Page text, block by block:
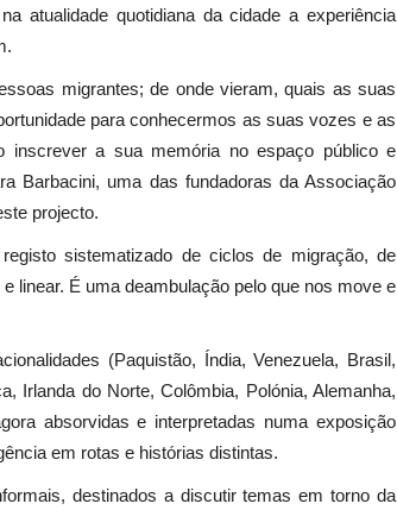
atualidade quotidiana da cidade a experiência
migrantes; de onde vieram, quais as suas
para conhecermos as suas vozes e as
inscrever a sua memória no espaço público e
Barbacini, uma das fundadoras da Associação
projecto.
sistematizado de ciclos de migração, de
linear. É uma deambulação pelo que nos move e
(Paquistão, Índia, Venezuela, Brasil,
Irlanda do Norte, Colômbia, Polónia, Alemanha,
absorvidas e interpretadas numa exposição
em rotas e histórias distintas.
destinados a discutir temas em torno da